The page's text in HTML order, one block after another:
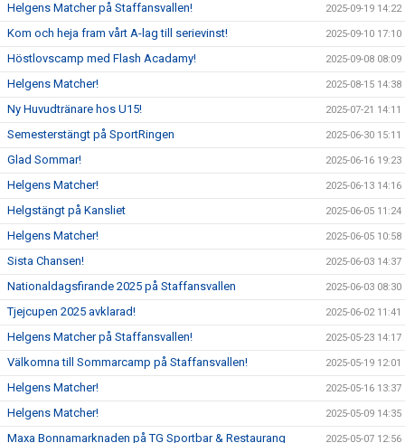
Helgens Matcher på Staffansvallen! 2025-09-19 14:22
Kom och heja fram vårt A-lag till serievinst! 2025-09-10 17:10
Höstlovscamp med Flash Acadamy! 2025-09-08 08:09
Helgens Matcher! 2025-08-15 14:38
Ny Huvudtränare hos U15! 2025-07-21 14:11
Semesterstängt på SportRingen 2025-06-30 15:11
Glad Sommar! 2025-06-16 19:23
Helgens Matcher! 2025-06-13 14:16
Helgstängt på Kansliet 2025-06-05 11:24
Helgens Matcher! 2025-06-05 10:58
Sista Chansen! 2025-06-03 14:37
Nationaldagsfirande 2025 på Staffansvallen 2025-06-03 08:30
Tjejcupen 2025 avklarad! 2025-06-02 11:41
Helgens Matcher på Staffansvallen! 2025-05-23 14:17
Välkomna till Sommarcamp på Staffansvallen! 2025-05-19 12:01
Helgens Matcher! 2025-05-16 13:37
Helgens Matcher! 2025-05-09 14:35
Maxa Bonnamarknaden på TG Sportbar & Restaurang 2025-05-07 12:56